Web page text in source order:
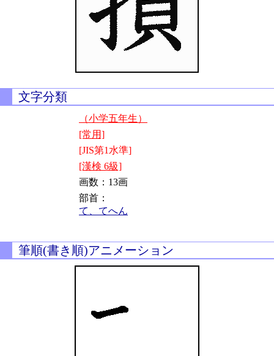
文字分類
（小学五年生）
[常用]
[JIS第1水準]
[漢検 6級]
画数：13画
部首：
て、てへん
筆順(書き順)アニメーション